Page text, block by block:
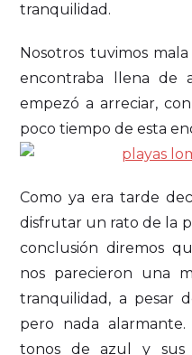
tranquilidad.
Nosotros tuvimos
encontraba llena de
empezó a arreciar,
poco tiempo de esta
Como ya era tarde
disfrutar un rato de la
conclusión diremos
nos parecieron una
tranquilidad, a pesar
pero nada
tonos de azul y sus